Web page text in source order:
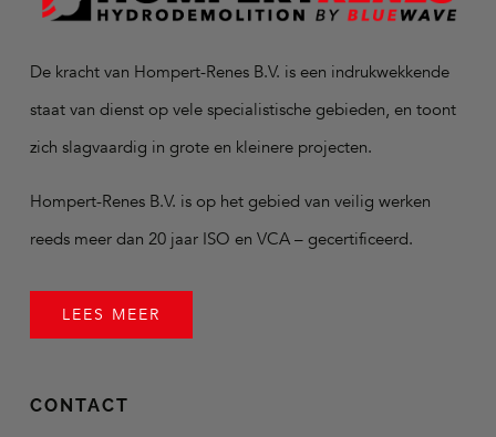
De kracht van Hompert-Renes B.V. is een indrukwekkende
staat van dienst op vele specialistische gebieden, en toont
zich slagvaardig in grote en kleinere projecten.
Hompert-Renes B.V. is op het gebied van veilig werken
reeds meer dan 20 jaar ISO en VCA – gecertificeerd.
LEES MEER
CONTACT